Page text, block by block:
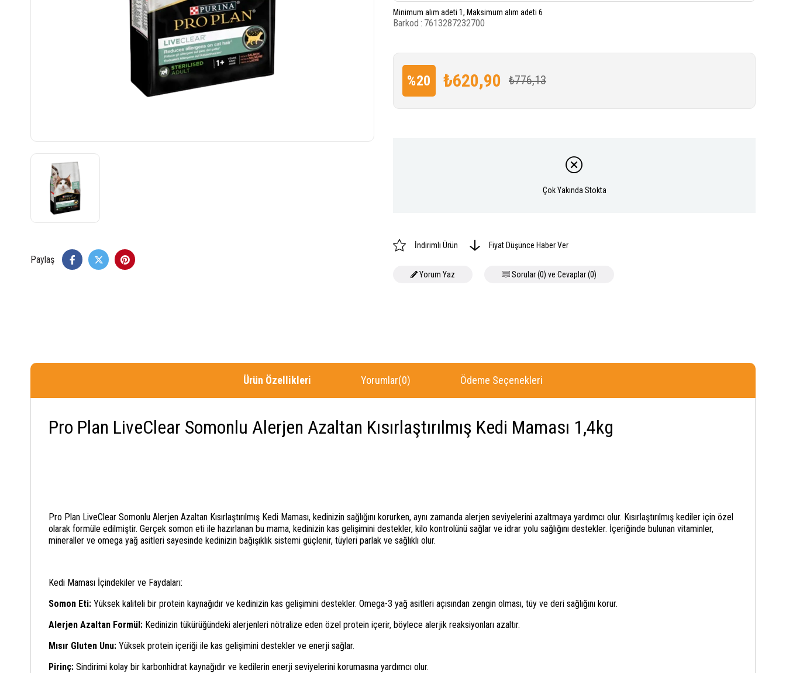
Paylaş
Minimum alım adeti 1, Maksimum alım adeti 6
Barkod : 7613287232700
%20
İndirim
₺776,13
₺620,90
Çok Yakında Stokta
İndirimli Ürün Fiyat Düşünce Haber Ver
Yorum Yaz Sorular (0) ve Cevaplar (0)
Ürün Özellikleri Yorumlar(0) Ödeme Seçenekleri
Pro Plan LiveClear Somonlu Alerjen Azaltan Kısırlaştırılmış Kedi Maması 1,4kg
Pro Plan LiveClear Somonlu Alerjen Azaltan Kısırlaştırılmış Kedi Maması, kedinizin sağlığını korurken, aynı zamanda alerjen seviyelerini azaltmaya yardımcı olur. Kısırlaştırılmış kediler için özel
olarak formüle edilmiştir. Gerçek somon eti ile hazırlanan bu mama, kedinizin kas gelişimini destekler, kilo kontrolünü sağlar ve idrar yolu sağlığını destekler. İçeriğinde bulunan vitaminler,
mineraller ve omega yağ asitleri sayesinde kedinizin bağışıklık sistemi güçlenir, tüyleri parlak ve sağlıklı olur.
Kedi Maması İçindekiler ve Faydaları:
Somon Eti: Yüksek kaliteli bir protein kaynağıdır ve kedinizin kas gelişimini destekler. Omega-3 yağ asitleri açısından zengin olması, tüy ve deri sağlığını korur.
Alerjen Azaltan Formül: Kedinizin tükürüğündeki alerjenleri nötralize eden özel protein içerir, böylece alerjik reaksiyonları azaltır.
Mısır Gluten Unu: Yüksek protein içeriği ile kas gelişimini destekler ve enerji sağlar.
Pirinç: Sindirimi kolay bir karbonhidrat kaynağıdır ve kedilerin enerji seviyelerini korumasına yardımcı olur.